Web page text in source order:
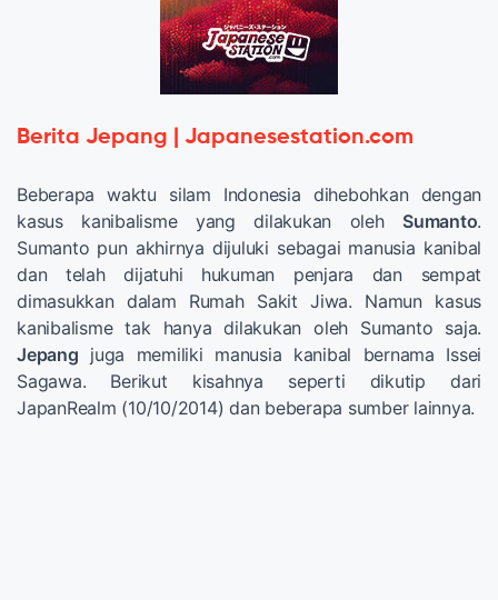
Berita Jepang | Japanesestation.com
Beberapa waktu silam Indonesia dihebohkan dengan
kasus kanibalisme yang dilakukan oleh Sumanto.
Sumanto pun akhirnya dijuluki sebagai manusia kanibal
dan telah dijatuhi hukuman penjara dan sempat
dimasukkan dalam Rumah Sakit Jiwa. Namun kasus
kanibalisme tak hanya dilakukan oleh Sumanto saja.
Jepang juga memiliki manusia kanibal bernama Issei
Sagawa. Berikut kisahnya seperti dikutip dari
JapanRealm (10/10/2014) dan beberapa sumber lainnya.